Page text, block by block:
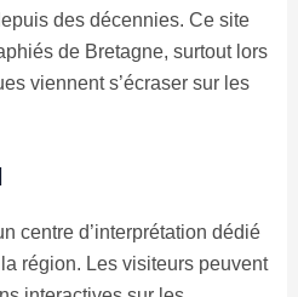
des décennies. Ce site
de Bretagne, surtout lors
viennent s’écraser sur les
centre d’interprétation dédié
région. Les visiteurs peuvent